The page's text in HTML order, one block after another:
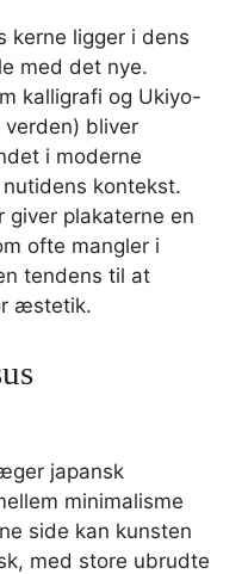
kerne ligger i dens
med det nye.
kalligrafi og Ukiyo-
bliver
i moderne
kontekst.
giver plakaterne en
ofte mangler i
tendens til at
æstetik.
japansk
minimalisme
side kan kunsten
med store ubrudte